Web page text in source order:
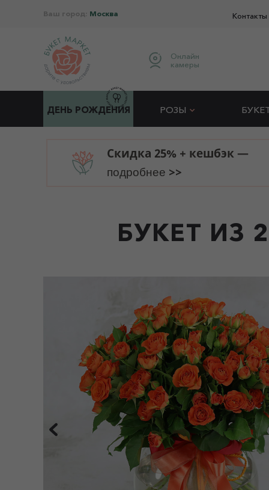
Ваш город: Москва Контакты
Онлайн
камеры
ДЕНЬ РОЖДЕНИЯ РОЗЫ
Скидка 25% + кешбэк —
подробнее >>
БУКЕТ ИЗ